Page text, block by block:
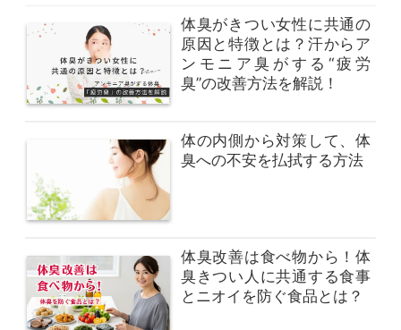
体臭がきつい女性に共通の
原因と特徴とは？汗からア
ンモニア臭がする“疲労
臭”の改善方法を解説！
体の内側から対策して、体
臭への不安を払拭する方法
体臭改善は食べ物から！体
臭きつい人に共通する食事
とニオイを防ぐ食品とは？